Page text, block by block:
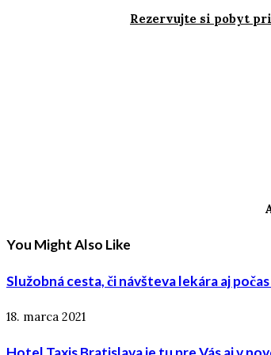
Rezervujte si pobyt
You Might Also Like
Služobná cesta, či návšteva lekára aj
18. marca 2021